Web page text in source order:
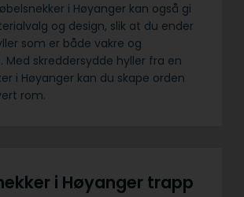
i Høyanger kan også gi
og design, slik at du ender
som er både vakre og
Med skreddersydde hyller fra en
i Høyanger kan du skape orden
rom.
i Høyanger trapp